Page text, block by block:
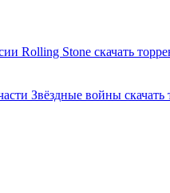
Rolling Stone скачать
Звёздные войны скачать